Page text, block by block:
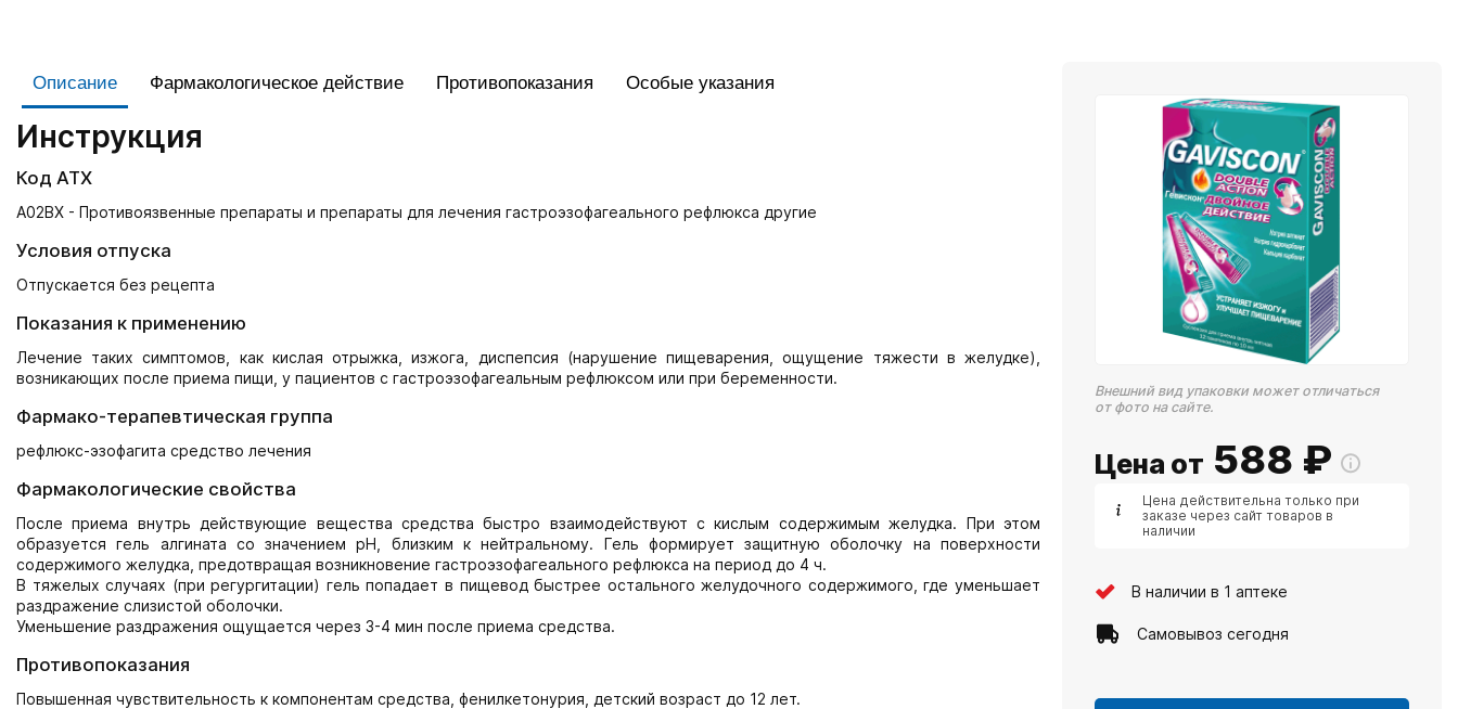
Описание Фармакологическое действие Противопоказания Особые указания
Инструкция
Код АТХ
A02BX - Противоязвенные препараты и препараты для лечения гастроэзофагеального рефлюкса другие
Условия отпуска
Отпускается без рецепта
Показания к применению
Лечение таких симптомов, как кислая отрыжка, изжога, диспепсия (нарушение пищеварения, ощущение тяжести в желудке),
возникающих после приема пищи, у пациентов с гастроэзофагеальным рефлюксом или при беременности.
Фармако-терапевтическая группа
рефлюкс-эзофагита средство лечения
Фармакологические свойства
После приема внутрь действующие вещества средства быстро взаимодействуют с кислым содержимым желудка. При этом
образуется гель алгината со значением рН, близким к нейтральному. Гель формирует защитную оболочку на поверхности
содержимого желудка, предотвращая возникновение гастроэзофагеального рефлюкса на период до 4 ч.
В тяжелых случаях (при регургитации) гель попадает в пищевод быстрее остального желудочного содержимого, где уменьшает
раздражение слизистой оболочки.
Уменьшение раздражения ощущается через 3-4 мин после приема средства.
Противопоказания
Повышенная чувствительность к компонентам средства, фенилкетонурия, детский возраст до 12 лет.
Внешний вид упаковки может отличаться
от фото на сайте.
Цена от 588 ₽
Цена действительна только при
заказе через сайт товаров в
наличии
В наличии в 1 аптеке
Самовывоз сегодня